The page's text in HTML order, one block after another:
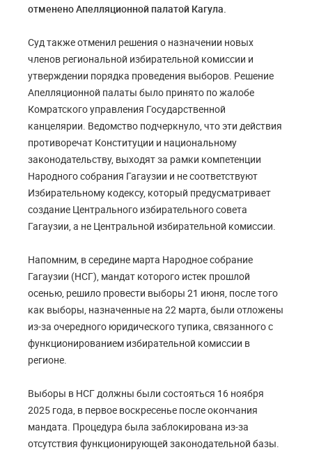
отменено Апелляционной палатой Кагула.
Суд также отменил решения о назначении новых
членов региональной избирательной комиссии и
утверждении порядка проведения выборов. Решение
Апелляционной палаты было принято по жалобе
Комратского управления Государственной
канцелярии. Ведомство подчеркнуло, что эти действия
противоречат Конституции и национальному
законодательству, выходят за рамки компетенции
Народного собрания Гагаузии и не соответствуют
Избирательному кодексу, который предусматривает
создание Центрального избирательного совета
Гагаузии, а не Центральной избирательной комиссии.
Напомним, в середине марта Народное собрание
Гагаузии (НСГ), мандат которого истек прошлой
осенью, решило провести выборы 21 июня, после того
как выборы, назначенные на 22 марта, были отложены
из-за очередного юридического тупика, связанного с
функционированием избирательной комиссии в
регионе.
Выборы в НСГ должны были состояться 16 ноября
2025 года, в первое воскресенье после окончания
мандата. Процедура была заблокирована из-за
отсутствия функционирующей законодательной базы.